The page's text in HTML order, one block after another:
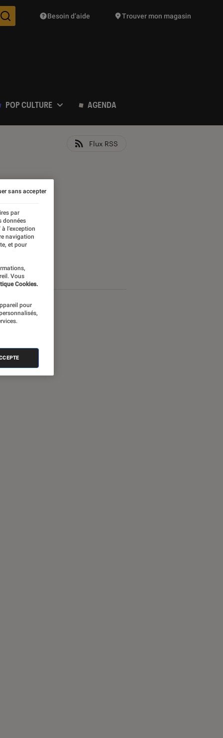
Des suggestions de produits vont vous être proposées
Besoin d’aide Trouver mon magasin
POP CULTURE AGENDA
Flux RSS
par
données
l’exception
navigation
et pour
Vous
Cookies.
pour
sans accepter